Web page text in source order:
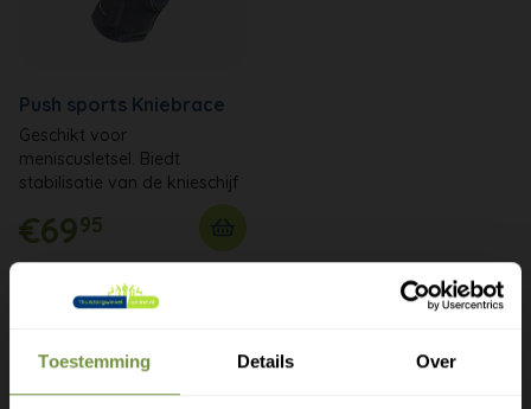
Toestemming Details Over
Push sports Kniebrace
Geschikt voor
meniscusletsel. Biedt
stabilisatie van de knieschijf
€6995
Heeft u een vraag of advies